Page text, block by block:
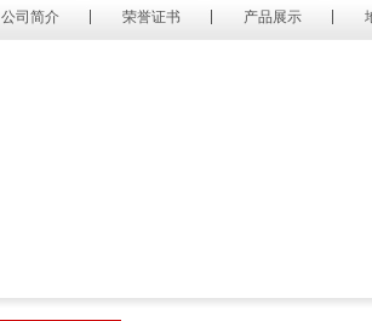
公司简介 荣誉证书 产品展示